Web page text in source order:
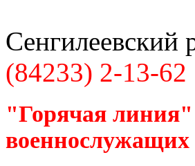
Сенгилеевский
(84233) 2-13-62
"Горячая линия"
военнослужащих